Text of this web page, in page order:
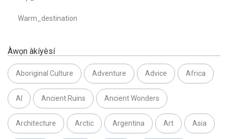
Warm_destination
Àwọn àkíyèsí
Aboriginal Culture Adventure Advice Africa
AI Ancient Ruins Ancient Wonders
Architecture Arctic Argentina Art Asia